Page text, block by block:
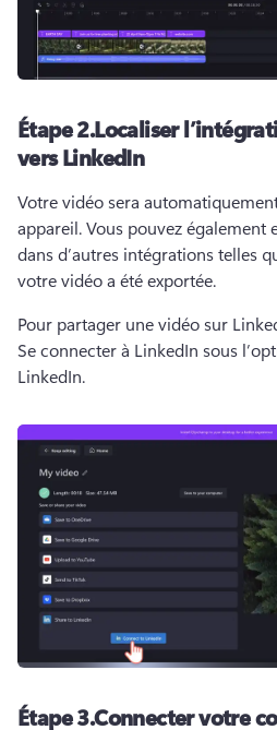
Étape 2.Localiser
vers LinkedIn
Votre vidéo sera
appareil. Vous pouvez également
dans d’autres intégrations telles
votre vidéo a été exportée.
Pour partager une vidéo sur
Se connecter à LinkedIn sous
LinkedIn.
Étape 3.Connecter votre